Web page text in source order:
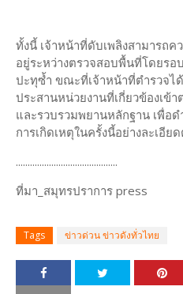
ทั้งนี้ เจ้าหน้าที่ดับเพลิงสามารถค
อยู่ระหว่างตรวจสอบพื้นที่โดยรอ
ปะทุซ้ำ ขณะที่เจ้าหน้าที่ตำรวจไ
ประสานหน่วยงานที่เกี่ยวข้องเข้
และรวบรวมพยานหลักฐาน เพื่อ
การเกิดเหตุในครั้งนี้อย่างละเอีย
...........................................
ที่มา_สมุทรปราการ press
Tags ข่าวด่วน ข่าวดังทั่วไทย